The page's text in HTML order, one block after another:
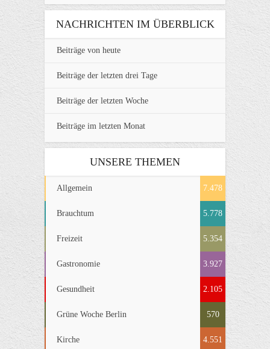
NACHRICHTEN IM ÜBERBLICK
Beiträge von heute
Beiträge der letzten drei Tage
Beiträge der letzten Woche
Beiträge im letzten Monat
UNSERE THEMEN
Allgemein 7.478
Brauchtum 5.778
Freizeit 5.354
Gastronomie 3.927
Gesundheit 2.105
Grüne Woche Berlin 570
Kirche 4.551